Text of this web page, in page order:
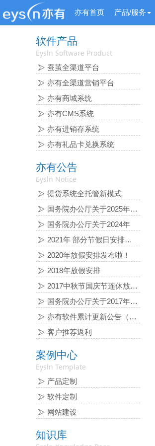
亦有首页 产品/服务
软件产品
Eysln Software Product
蚕茧全渠道平台
亦有全渠道营销平台
亦有商城系统
亦有CMS系统
亦有进销存系统
亦有礼品卡兑换系统
亦有公告
Eysln Notice
提货系统全托管新模式
国务院办公厅关于2025年 部分节假日安排的通知
国务院办公厅关于2024年
2021年 部分节假日安排的通知
2020年放假安排发布啦！
2018年放假安排
2017中秋节国庆节连休放假通知
国务院办公厅关于2017年 部分节假日安排的通知
亦有软件累计更新公告（2016-06-03）
客户推荐返利
案例中心
Eysln Template
产品定制
软件定制
网站建设
知识库